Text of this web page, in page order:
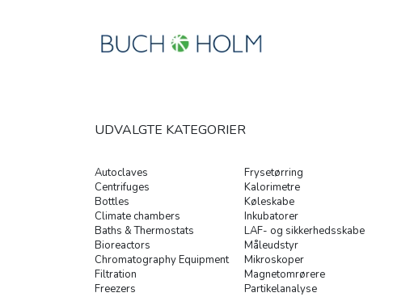
Autoclaves
Centrifuges
Bottles
Climate chambers
Baths & Thermostats
Bioreactors
Chromatography Equipment
Filtration
Freezers
Frysetørring
Kalorimetre
Køleskabe
Inkubatorer
LAF- og sikkerhedsskabe
Måleudstyr
Mikroskoper
Magnetomrørere
Partikelanalyse
UDVALGTE KATEGORIER